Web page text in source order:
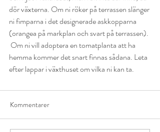
dör växterna. Om ni röker på terrassen slänger
ni fimparna i det designerade askkopparna
(orangea på markplan och svart på terrassen).
Om ni vill adoptera en tomatplanta att ha
hemma kommer det snart finnas sådana. Leta
efter lappar i växthuset om vilka ni kan ta.
Kommentarer